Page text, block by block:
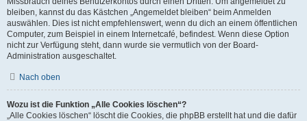
bleiben, kannst du das Kästchen „Angemeldet bleiben“ beim Anmelden
auswählen. Dies ist nicht empfehlenswert, wenn du dich an einem öffentlichen
Computer, zum Beispiel in einem Internetcafé, befindest. Wenn diese Option
nicht zur Verfügung steht, dann wurde sie vermutlich von der Board-
Administration ausgeschaltet.
Nach oben
Wozu ist die Funktion „Alle Cookies löschen“?
„Alle Cookies löschen“ löscht die Cookies, die phpBB erstellt hat und die dafür